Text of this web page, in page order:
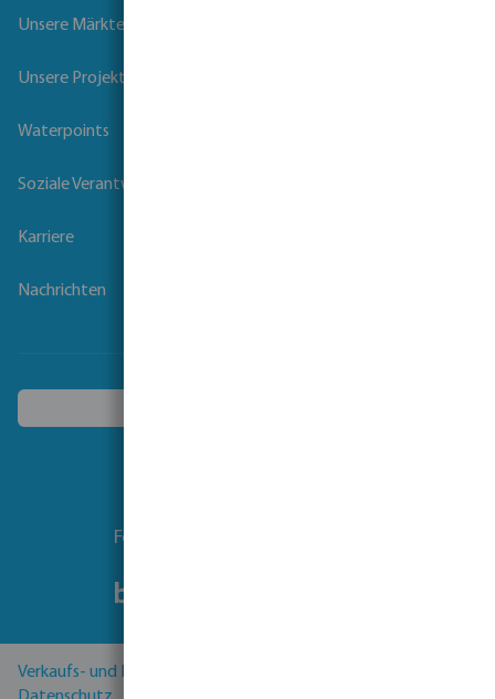
Unsere Märkte
Unsere Projekte
Waterpoints
Soziale Verantwortung der Unternehmen
Karriere
Nachrichten
Folgen Sie uns
Verkaufs- und Lieferbedingungen